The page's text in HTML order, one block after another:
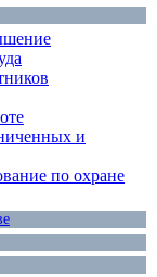
и
по охране